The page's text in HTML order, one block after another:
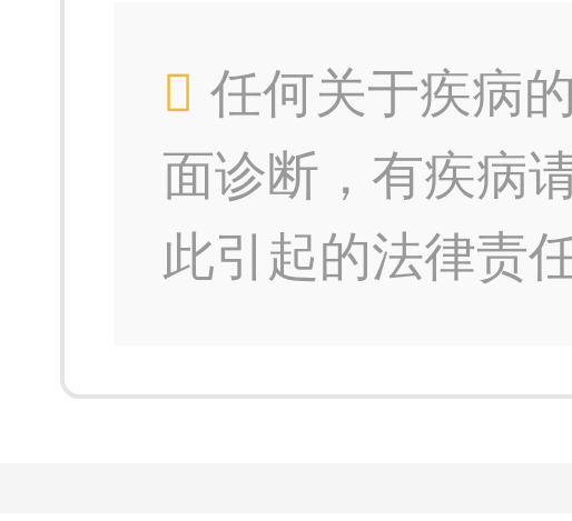
任何关于疾病
面诊断，有疾病
此引起的法律责任